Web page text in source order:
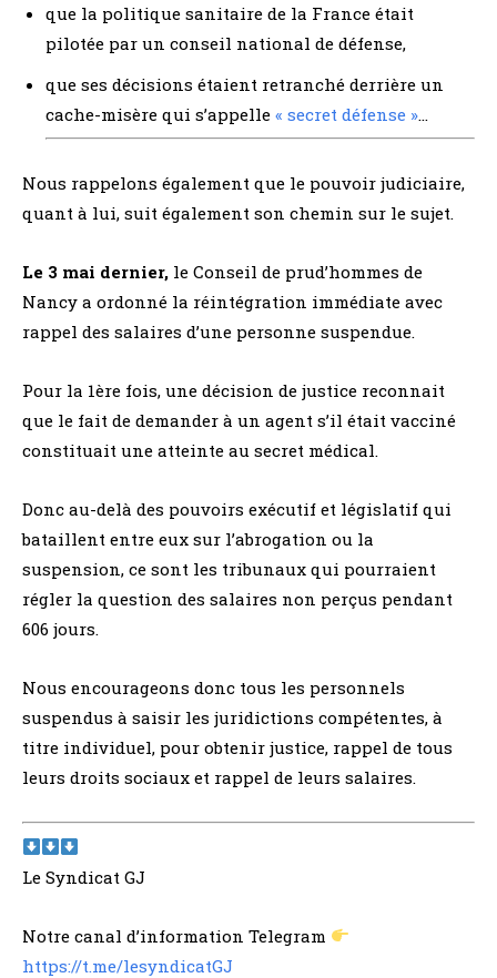
que la politique sanitaire de la France était
pilotée par un conseil national de défense,
que ses décisions étaient retranché derrière un
cache-misère qui s’appelle « secret défense »…
Nous rappelons également que le pouvoir judiciaire,
quant à lui, suit également son chemin sur le sujet.
Le 3 mai dernier, le Conseil de prud’hommes de
Nancy a ordonné la réintégration immédiate avec
rappel des salaires d’une personne suspendue.
Pour la 1ère fois, une décision de justice reconnait
que le fait de demander à un agent s’il était vacciné
constituait une atteinte au secret médical.
Donc au-delà des pouvoirs exécutif et législatif qui
bataillent entre eux sur l’abrogation ou la
suspension, ce sont les tribunaux qui pourraient
régler la question des salaires non perçus pendant
606 jours.
Nous encourageons donc tous les personnels
suspendus à saisir les juridictions compétentes, à
titre individuel, pour obtenir justice, rappel de tous
leurs droits sociaux et rappel de leurs salaires.
Le Syndicat GJ
Notre canal d’information Telegram
https://t.me/lesyndicatGJ